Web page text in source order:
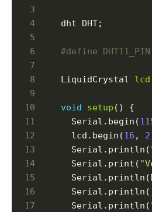
dht DHT;
LiquidCrystal lcd
void setup () {
  Serial.begin(
  lcd.begin(
16 , 2
  Serial.println(
  Serial.print(
  Serial.println(